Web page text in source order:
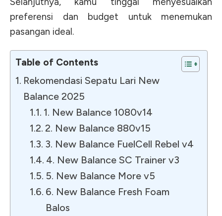
preferensi dan budget untuk menemukan
pasangan ideal.
Table of Contents
Rekomendasi Sepatu Lari New
Balance 2025
1. New Balance 1080v14
2. New Balance 880v15
3. New Balance FuelCell Rebel v4
4. New Balance SC Trainer v3
5. New Balance More v5
6. New Balance Fresh Foam
Balos